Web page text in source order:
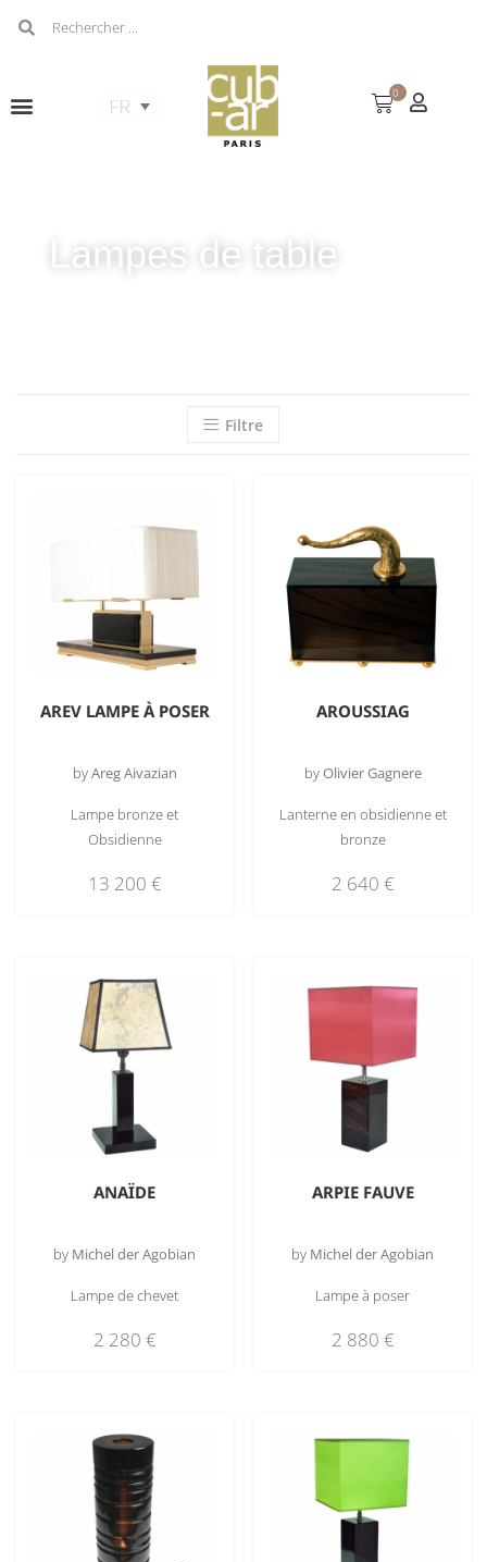
0
Lampes de table
Filtre
AREV LAMPE À POSER
byAreg Aivazian
Lampe bronze et
Obsidienne
13 200 €
AROUSSIAG
byOlivier Gagnere
Lanterne en obsidienne et
bronze
2 640 €
ANAÏDE
by Michel der Agobian
Lampe de chevet
2 280 €
ARPIE FAUVE
by Michel der Agobian
Lampe à poser
2 880 €